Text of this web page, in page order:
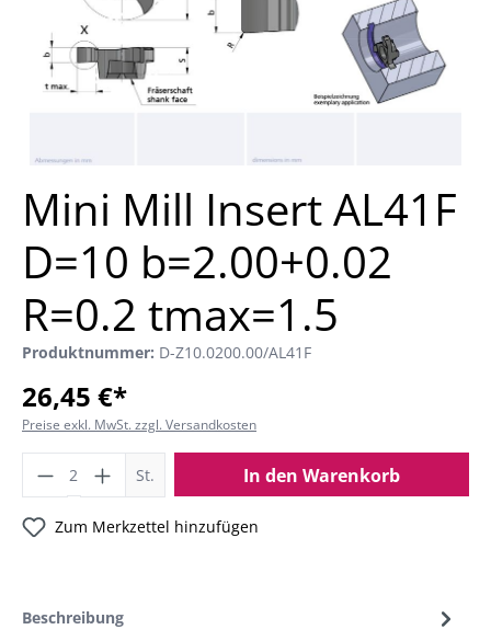
Mini Mill Insert AL41F
D=10 b=2.00+0.02
R=0.2 tmax=1.5
Produktnummer: D-Z10.0200.00/AL41F
26,45 €*
Preise exkl. MwSt. zzgl. Versandkosten
St. In den Warenkorb
Zum Merkzettel hinzufügen
Beschreibung